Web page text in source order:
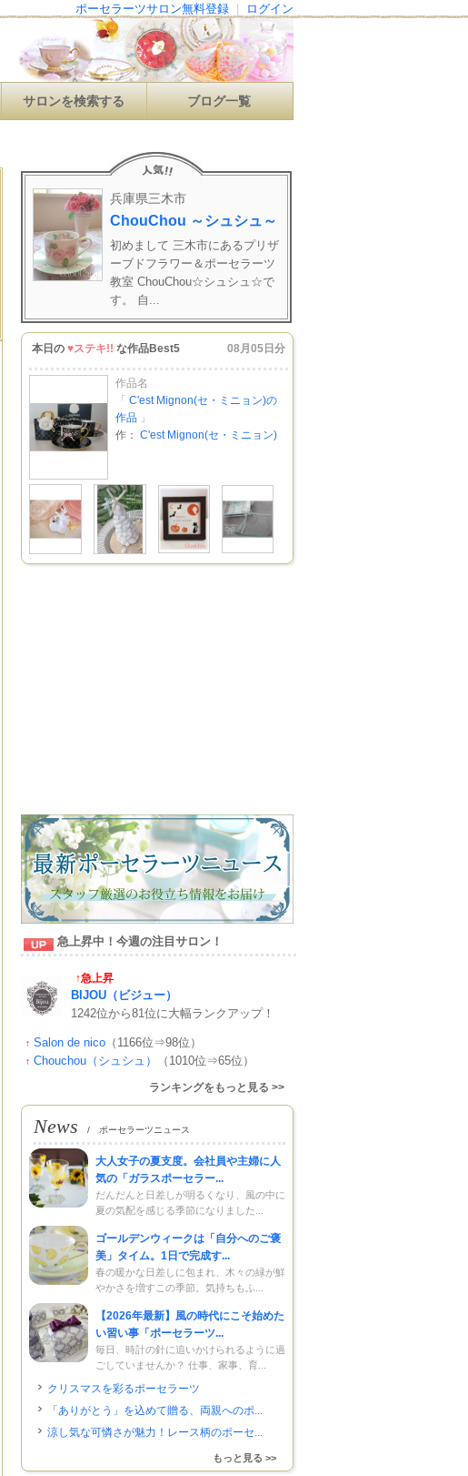
ログイン
ポーセラーツサロン無料登録
サロンを検索する ブログ一覧
兵庫県三木市
ChouChou ～シュシュ～
初めまして 三木市にあるプリザ
ーブドフラワー＆ポーセラーツ
教室 ChouChou☆シュシュ☆で
す。 自...
本日の ♥ステキ!! な作品Best5 08月05日分
作品名
「 C'est Mignon(セ・ミニョン)の
作品 」
作： C'est Mignon(セ・ミニョン)
急上昇中！今週の注目サロン！
↑急上昇
BIJOU（ビジュー）
1242位から81位に大幅ランクアップ！
↑ Salon de nico （1166位⇒98位）
↑ Chouchou（シュシュ） （1010位⇒65位）
ランキングをもっと見る >>
News / ポーセラーツニュース
大人女子の夏支度。会社員や主婦に人
気の「ガラスポーセラー...
だんだんと日差しが明るくなり、風の中に
夏の気配を感じる季節になりました...
ゴールデンウィークは「自分へのご褒
美」タイム。1日で完成す...
春の暖かな日差しに包まれ、木々の緑が鮮
やかさを増すこの季節。気持ちもふ...
【2026年最新】風の時代にこそ始めた
い習い事「ポーセラーツ...
毎日、時計の針に追いかけられるように過
ごしていませんか？ 仕事、家事、育...
クリスマスを彩るポーセラーツ
「ありがとう」を込めて贈る、両親へのポ...
涼し気な可憐さが魅力！レース柄のポーセ...
もっと見る >>